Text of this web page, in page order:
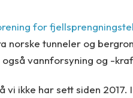
for
norske tunneler og
også vannforsyning og -
vi ikke har sett siden